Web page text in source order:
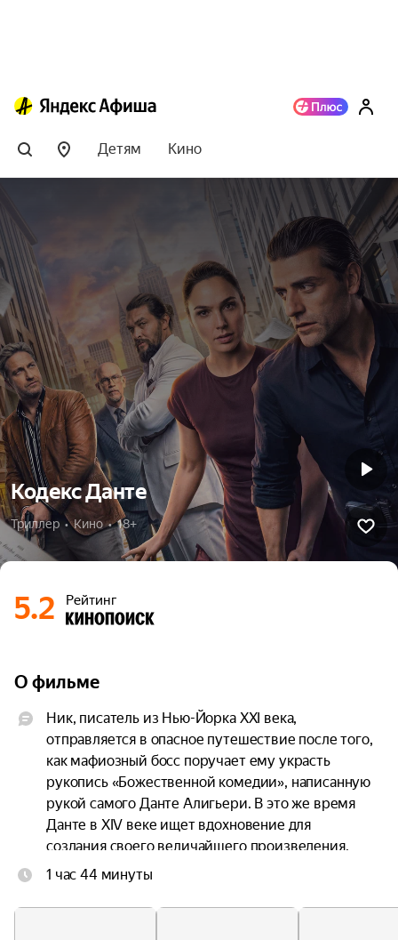
Детям Кино
Кодекс Данте
Триллер  •  Кино  •  18+
5.2 Рейтинг
О фильме
Ник, писатель из Нью-Йорка XXI века,
отправляется в опасное путешествие после того,
как мафиозный босс поручает ему украсть
рукопись «Божественной комедии», написанную
рукой самого Данте Алигьери. В это же время
Данте в XIV веке ищет вдохновение для
создания своего величайшего произведения.
Каждого из мужчин неосознанно связывает
красотой и божественным.
1 час 44 минуты